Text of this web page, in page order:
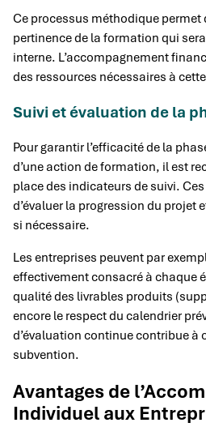
Ce processus méthodique permet
pertinence de la formation qui
interne. L’accompagnement
des ressources nécessaires à
Suivi et évaluation de la
Pour garantir l’efficacité de la
d’une action de formation, il est
place des indicateurs de suivi.
d’évaluer la progression du projet
si nécessaire.
Les entreprises peuvent par
effectivement consacré à chaque
qualité des livrables produits
encore le respect du calendrier
d’évaluation continue contribue à
subvention.
Avantages de
Individuel aux